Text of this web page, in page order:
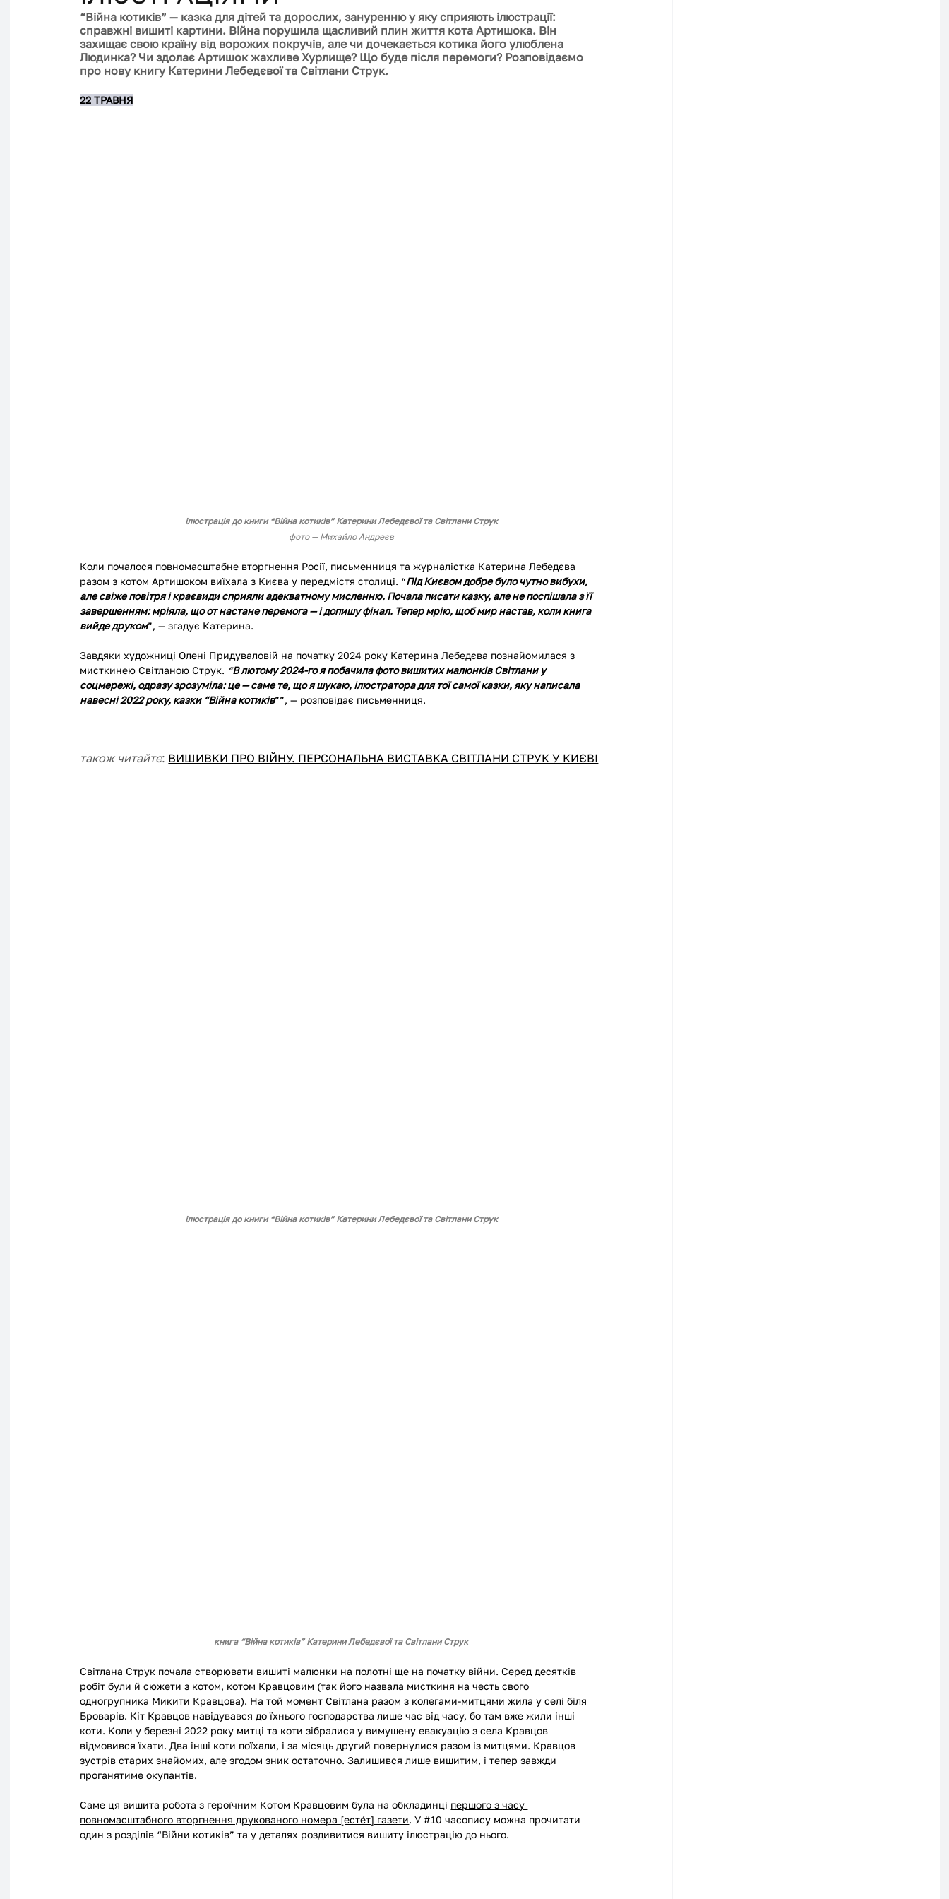
“Війна котиків” — казка для дітей та дорослих, зануренню у яку сприяють ілюстрації:
справжні вишиті картини. Війна порушила щасливий плин життя кота Артишока. Він
захищає свою країну від ворожих покручів, але чи дочекається котика його улюблена
Людинка? Чи здолає Артишок жахливе Хурлище? Що буде після перемоги? Розповідаємо
про нову книгу Катерини Лебедєвої та Світлани Струк.
22 ТРАВНЯ
ілюстрація до книги “Війна котиків” Катерини Лебедєвої та Світлани Струк
фото — Михайло Андреєв
Коли почалося повномасштабне вторгнення Росії, письменниця та журналістка Катерина Лебедєва
разом з котом Артишоком виїхала з Києва у передмістя столиці. “Під Києвом добре було чутно вибухи,
але свіже повітря і краєвиди сприяли адекватному мисленню. Почала писати казку, але не поспішала з її
завершенням: мріяла, що от настане перемога — і допишу фінал. Тепер мрію, щоб мир настав, коли книга
вийде друком”, — згадує Катерина.
Завдяки художниці Олені Придуваловій на початку 2024 року Катерина Лебедєва познайомилася з
мисткинею Світланою Струк. “В лютому 2024-го я побачила фото вишитих малюнків Світлани у
соцмережі, одразу зрозуміла: це — саме те, що я шукаю, ілюстратора для тої самої казки, яку написала
навесні 2022 року, казки “Війна котиків””, — розповідає письменниця.
також читайте: ВИШИВКИ ПРО ВІЙНУ. ПЕРСОНАЛЬНА ВИСТАВКА СВІТЛАНИ СТРУК У КИЄВІ
ілюстрація до книги “Війна котиків” Катерини Лебедєвої та Світлани Струк
книга “Війна котиків” Катерини Лебедєвої та Світлани Струк
Світлана Струк почала створювати вишиті малюнки на полотні ще на початку війни. Серед десятків
робіт були й сюжети з котом, котом Кравцовим (так його назвала мисткиня на честь свого
одногрупника Микити Кравцова). На той момент Світлана разом з колегами-митцями жила у селі біля
Броварів. Кіт Кравцов навідувався до їхнього господарства лише час від часу, бо там вже жили інші
коти. Коли у березні 2022 року митці та коти зібралися у вимушену евакуацію з села Кравцов
відмовився їхати. Два інші коти поїхали, і за місяць другий повернулися разом із митцями. Кравцов
зустрів старих знайомих, але згодом зник остаточно. Залишився лише вишитим, і тепер завжди
проганятиме окупантів.
Саме ця вишита робота з героїчним Котом Кравцовим була на обкладинці першого з часу
повномасштабного вторгнення друкованого номера [естéт] газети. У #10 часопису можна прочитати
один з розділів “Війни котиків” та у деталях роздивитися вишиту ілюстрацію до нього.